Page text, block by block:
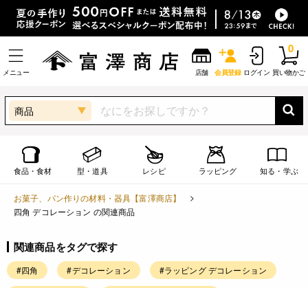
メニュー 店舗 会員登録 ログイン 買い物かご
0
商品
食品・食材 型・道具 レシピ ラッピング 知る・学ぶ
お菓子、パン作りの材料・器具【富澤商店】
四角 デコレーション の関連商品
関連商品をタグで探す
#四角 #デコレーション #ラッピング デコレーション